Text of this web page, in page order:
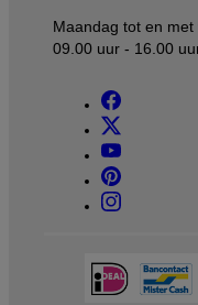
Maandag tot en met
09.00 uur - 16.00